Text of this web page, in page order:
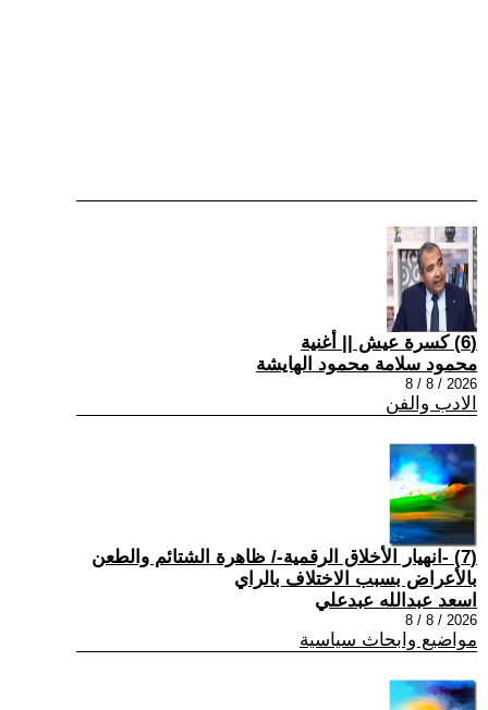
(6) كسرة عيش || أغنية
محمود سلامة محمود الهايشة
2026 / 8 / 8
الادب والفن
(7) -انهيار الأخلاق الرقمية-/ ظاهرة الشتائم والطعن
بالأعراض بسبب الاختلاف بالراي
اسعد عبدالله عبدعلي
2026 / 8 / 8
مواضيع وابحاث سياسية